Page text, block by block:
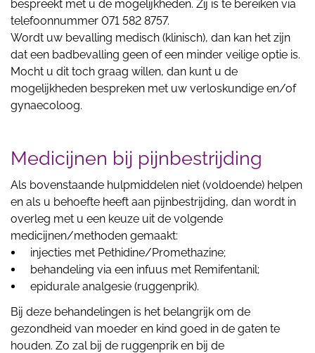
bespreekt met u de mogelijkheden. Zij is te bereiken via
telefoonnummer 071 582 8757.
Wordt uw bevalling medisch (klinisch), dan kan het zijn
dat een badbevalling geen of een minder veilige optie is.
Mocht u dit toch graag willen, dan kunt u de
mogelijkheden bespreken met uw verloskundige en/of
gynaecoloog.
Medicijnen bij pijnbestrijding
Als bovenstaande hulpmiddelen niet (voldoende) helpen
en als u behoefte heeft aan pijnbestrijding, dan wordt in
overleg met u een keuze uit de volgende
medicijnen/methoden gemaakt:
injecties met Pethidine/Promethazine;
behandeling via een infuus met Remifentanil;
epidurale analgesie (ruggenprik).
Bij deze behandelingen is het belangrijk om de
gezondheid van moeder en kind goed in de gaten te
houden. Zo zal bij de ruggenprik en bij de